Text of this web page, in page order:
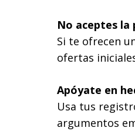
No aceptes
Si te ofrecen
ofertas
Apóyate en
Usa tus
argumentos